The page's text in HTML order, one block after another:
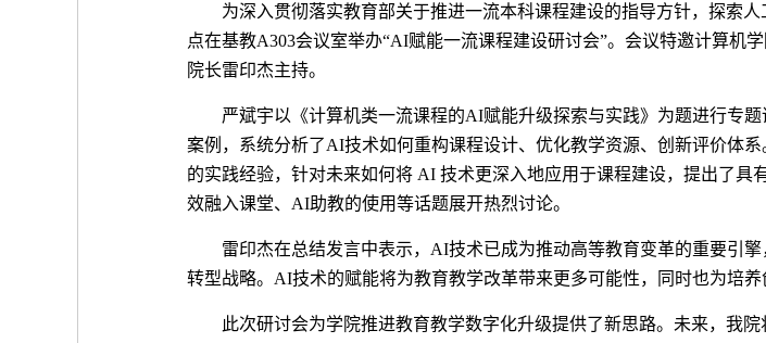
为深入贯彻落实教育部关于推进一流本科课程建设的指导方针，探索
点在基教A303会议室举办“AI赋能一流课程建设研讨会”。会议特邀计算机
院长雷印杰主持。
严斌宇以《计算机类一流课程的AI赋能升级探索与实践》为题进行专题
案例，系统分析了AI技术如何重构课程设计、优化教学资源、创新评价体
的实践经验，针对未来如何将 AI 技术更深入地应用于课程建设，提出了具
效融入课堂、 AI助教的使用等话题展开热烈讨论。
雷印杰在总结发言中表示， AI技术已成为推动高等教育变革的重要引
转型战略。 AI技术的赋能将为教育教学改革带来更多可能性，同时也为培养
此次研讨会为学院推进教育教学数字化升级提供了新思路。未来，我院